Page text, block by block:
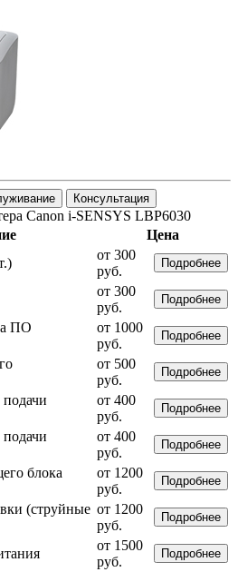
Консультация
Canon i-SENSYS LBP6030
Цена
от 300
руб.
Подробнее
от 300
руб.
Подробнее
ПО
от 1000
руб.
Подробнее
от 500
руб.
Подробнее
от 400
руб.
Подробнее
от 400
руб.
Подробнее
блока
от 1200
руб.
Подробнее
(струйные от 1200
руб.
Подробнее
от 1500
руб.
Подробнее